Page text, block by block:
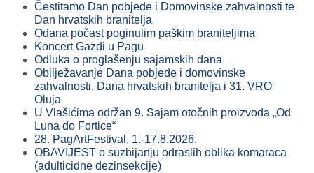
Čestitamo Dan pobjede i Domovinske zahvalnosti te
Dan hrvatskih branitelja
Odana počast poginulim paškim braniteljima
Koncert Gazdi u Pagu
Odluka o proglašenju sajamskih dana
Obilježavanje Dana pobjede i domovinske
zahvalnosti, Dana hrvatskih branitelja i 31. VRO
Oluja
U Vlašićima održan 9. Sajam otočnih proizvoda „Od
Luna do Fortice“
28. PagArtFestival, 1.-17.8.2026.
OBAVIJEST o suzbijanju odraslih oblika komaraca
(adulticidne dezinsekcije)